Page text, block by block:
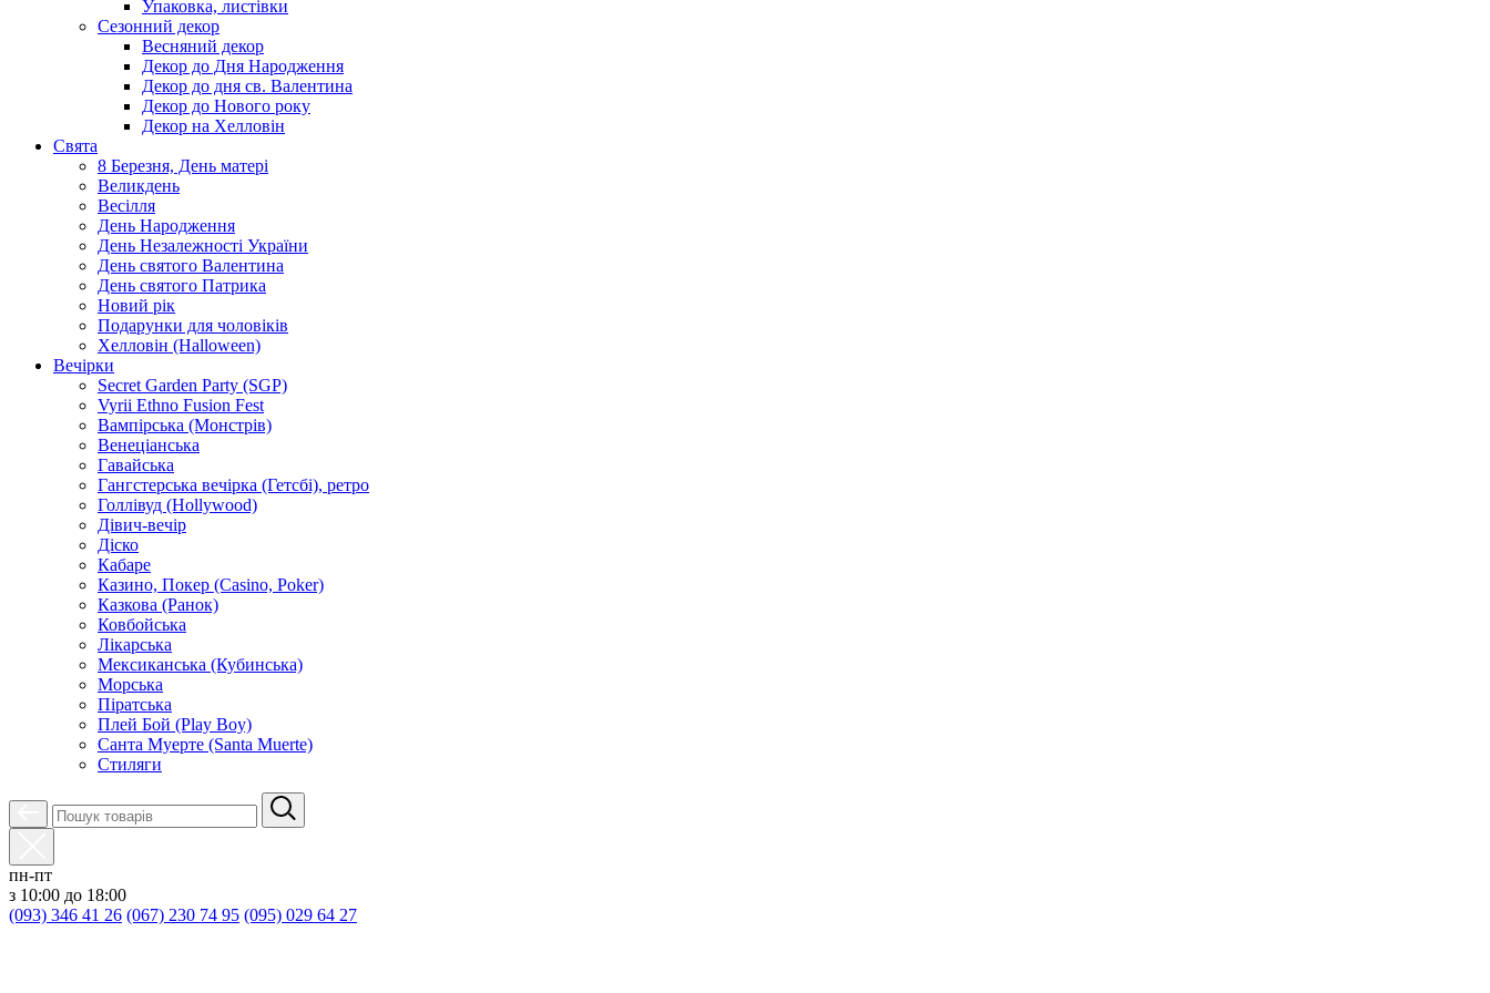
Упаковка, листівки
Сезонний декор
Весняний декор
Декор до Дня Народження
Декор до дня св. Валентина
Декор до Нового року
Декор на Хелловін
Свята
8 Березня, День матері
Великдень
Весілля
День Народження
День Незалежності України
День святого Валентина
День святого Патрика
Новий рік
Подарунки для чоловіків
Хелловін (Halloween)
Вечірки
Secret Garden Party (SGP)
Vyrii Ethno Fusion Fest
Вампірська (Монстрів)
Венеціанська
Гавайська
Гангстерська вечірка (Гетсбі), ретро
Голлівуд (Hollywood)
Дівич-вечір
Діско
Кабаре
Казино, Покер (Casino, Poker)
Казкова (Ранок)
Ковбойська
Лікарська
Мексиканська (Кубинська)
Морська
Піратська
Плей Бой (Play Boy)
Санта Муерте (Santa Muerte)
Стиляги
пн-пт
з 10:00 до 18:00
(093) 346 41 26 (067) 230 74 95 (095) 029 64 27